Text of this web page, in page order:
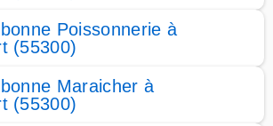
Poissonnerie à
(55300)
Maraicher à
(55300)